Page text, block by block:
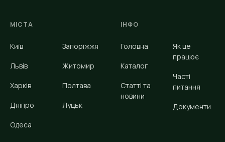
МІСТА
Київ
Львів
Харків
Дніпро
Одеса
Запоріжжя
Житомир
Полтава
Луцьк
ІНФО
Головна
Каталог
Статті та
новини
Як це
працює
Часті
питання
Документи